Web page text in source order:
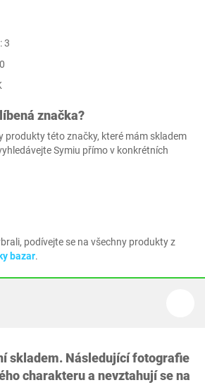
3
značka?
produkty této značky, které mám skladem
Symiu přímo v konkrétních
podívejte se na všechny produkty z
bazar.
skladem. Následující fotografie
charakteru a nevztahují se na